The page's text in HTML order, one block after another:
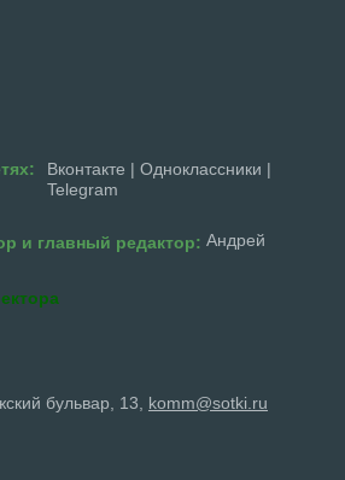
Вконтакте | Одноклассники |
Telegram
и главный редактор: Андрей
бульвар, 13, komm@sotki.ru